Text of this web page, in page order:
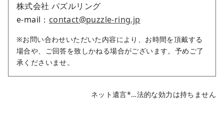
株式会社 パズルリング
e-mail： contact@puzzle-ring.jp
※お問い合わせいただいた内容により、お時間を頂戴する
場合や、ご回答を致しかねる場合がございます。予めご了
承くださいませ。
ネット遺言*…法的な効力は持ちません